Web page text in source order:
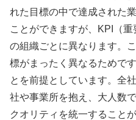
れた目標の中で達成された
ことができますが、KPI（
の組織ごとに異なります。
標がまったく異なるためで
とを前提としています。全
社や事業所を抱え、大人数
クオリティを統一することが